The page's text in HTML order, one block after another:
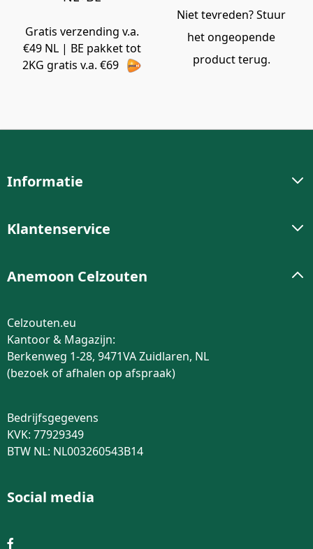
Gratis verzending v.a.
€49 NL | BE pakket tot
2KG gratis v.a. €69
Niet tevreden? Stuur
het ongeopende
product terug.
Informatie
Klantenservice
Anemoon Celzouten
Celzouten.eu
Kantoor & Magazijn:
Berkenweg 1-28, 9471VA Zuidlaren, NL
(bezoek of afhalen op afspraak)
Bedrijfsgegevens
KVK: 77929349
BTW NL: NL003260543B14
Social media